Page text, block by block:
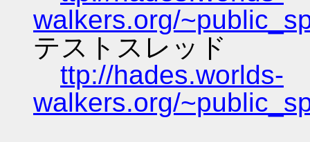
walkers.org/
テストスレッド
ttp://hades.worlds-
walkers.org/